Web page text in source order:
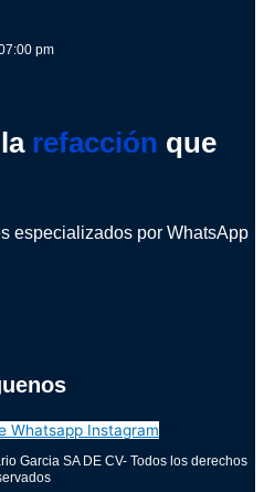
pm
refacción que
especializados por WhatsApp
Whatsapp Instagram
Garcia SA DE CV- Todos los derechos